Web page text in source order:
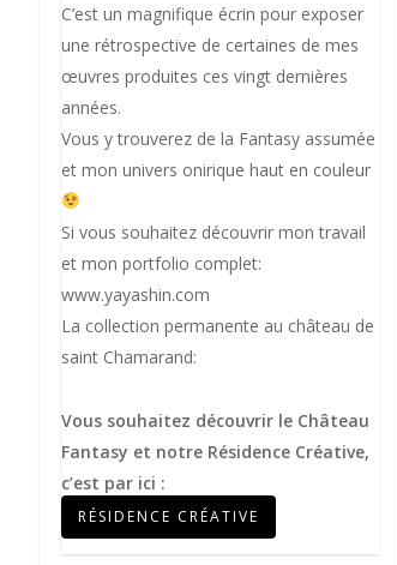
C’est un magnifique écrin pour exposer
une rétrospective de certaines de mes
œuvres produites ces vingt dernières
années.
Vous y trouverez de la Fantasy assumée
et mon univers onirique haut en couleur
Si vous souhaitez découvrir mon travail
et mon portfolio complet:
www.yayashin.com
La collection permanente au château de
saint Chamarand:
Vous souhaitez découvrir le Château
Fantasy et notre Résidence Créative,
c’est par ici :
RÉSIDENCE CRÉATIVE